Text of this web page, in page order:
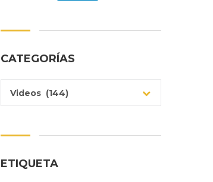
CATEGORÍAS
Videos (144)
ETIQUETA